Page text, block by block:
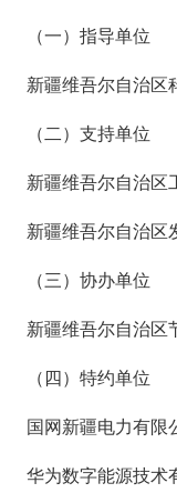
（一）指导单位
新疆维吾尔自治区
（二）支持单位
新疆维吾尔自治区
新疆维吾尔自治区
（三）协办单位
新疆维吾尔自治区
（四）特约单位
国网新疆电力有限
华为数字能源技术